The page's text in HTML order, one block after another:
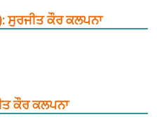
ਸੁਰਜੀਤ ਕੌਰ ਕਲਪਨਾ
ਕੌਰ ਕਲਪਨਾ